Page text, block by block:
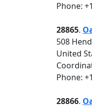
Phone:
28865.
508
United
Phone:
28866.